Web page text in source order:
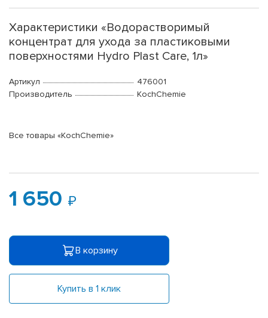
Характеристики «Водорастворимый
концентрат для ухода за пластиковыми
поверхностями Hydro Plast Care, 1л»
Артикул
476001
Производитель
KochChemie
Все товары «KochChemie»
1 650
В корзину
Купить в 1 клик